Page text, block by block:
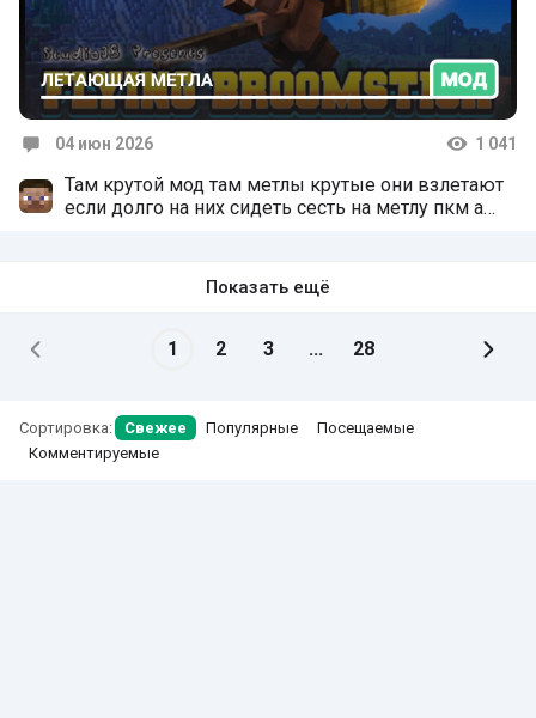
04 июн 2026 1 041
Там крутой мод там метлы крутые они взлетают
если долго на них сидеть сесть на метлу пкм а
Показать ещё
1 2 3 ... 28
Сортировка: Свежее Популярные
Посещаемые
Комментируемые